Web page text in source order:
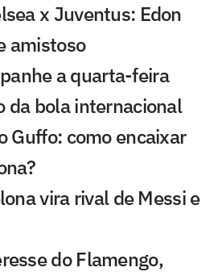
x Juventus: Edon
amistoso
a quarta-feira
da bola internacional
Guffo: como encaixar
vira rival de Messi e
do Flamengo,